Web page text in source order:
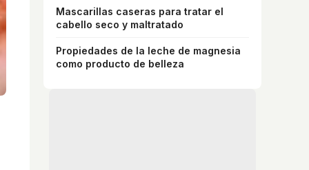
Mascarillas caseras para tratar el
cabello seco y maltratado
Propiedades de la leche de magnesia
como producto de belleza